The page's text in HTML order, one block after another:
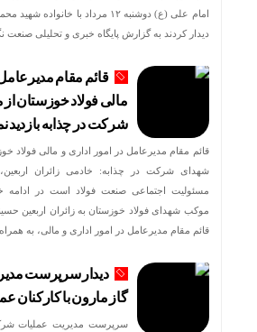
امام علی (ع) دوشنبه ۱۲ مرداد با
دیدار کردند به گزارش پایگاه خبری و تحلیلی صنعت
قائم مقام
مالی فولاد خوزستان
شرکت در چذابه بازدید
قائم مقام مدیرعامل در امور اداری و مالی فولاد
شهدای شرکت در چذابه: خادمی زائران
مسئولیت اجتماعی صنعت فولاد است در ادامه
موکب شهدای فولاد خوزستان به زائران اربعین
قائم مقام مدیرعامل در امور اداری و مالی، به
دیدار سرپرست
گاز مارون با کارکنان
سرپرست مدیریت عملیات